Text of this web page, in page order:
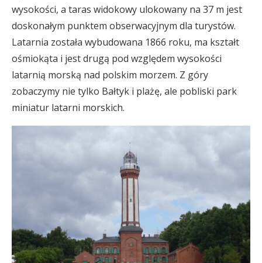
wysokości, a taras widokowy ulokowany na 37 m jest
doskonałym punktem obserwacyjnym dla turystów.
Latarnia została wybudowana 1866 roku, ma kształt
ośmiokąta i jest drugą pod względem wysokości
latarnią morską nad polskim morzem. Z góry
zobaczymy nie tylko Bałtyk i plażę, ale pobliski park
miniatur latarni morskich.